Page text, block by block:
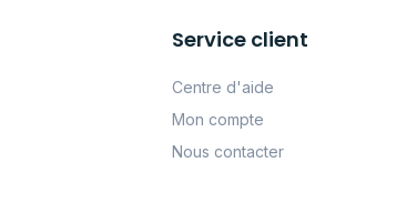
Service client
Centre d'aide
Mon compte
Nous contacter